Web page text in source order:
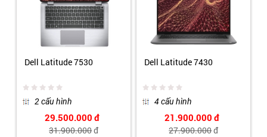
Dell Latitude 7530
2 cấu hình
29.500.000 đ
31.900.000đ
Dell Latitude 7430
4 cấu hình
21.900.000 đ
27.900.000đ